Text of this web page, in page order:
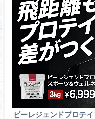
ビーレジェンドプロテ